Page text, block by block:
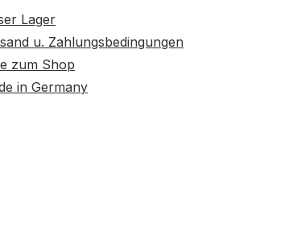
Lager
u. Zahlungsbedingungen
zum Shop
in Germany